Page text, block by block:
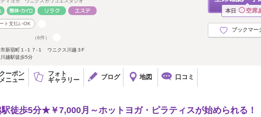
本日 ◯ 空席
ブックマー
ト支払いOK
（6件）
新宿町１‐１７‐１ ウニクス川越３F
越駅徒歩5分
クーポン
メニュー
フォト
ギャラリー
ブログ 地図 口コミ
徒歩5分★￥7,000月～ホットヨガ・ピラティスが始められる！